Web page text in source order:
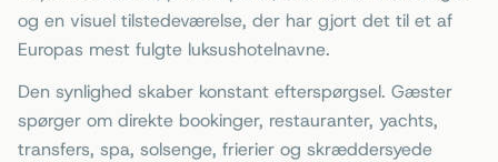
og en visuel tilstedeværelse, der har gjort det til et af
Europas mest fulgte luksushotelnavne.
Den synlighed skaber konstant efterspørgsel. Gæster
spørger om direkte bookinger, restauranter, yachts,
transfers, spa, solsenge, frierier og skræddersyede